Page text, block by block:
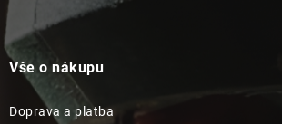
Vše o nákupu
Doprava a platba